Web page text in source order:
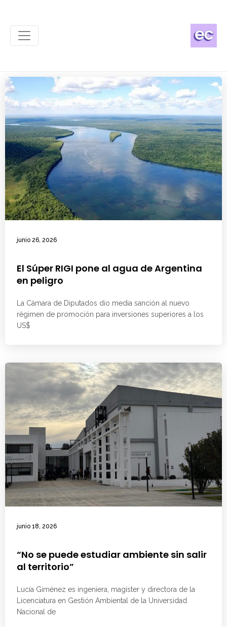
junio 26, 2026
El Súper RIGI pone al agua de Argentina
en peligro
La Cámara de Diputados dio media sanción al nuevo
régimen de promoción para inversiones superiores a los
US$
junio 18, 2026
“No se puede estudiar ambiente sin salir
al territorio”
Lucía Giménez es ingeniera, magíster y directora de la
Licenciatura en Gestión Ambiental de la Universidad
Nacional de